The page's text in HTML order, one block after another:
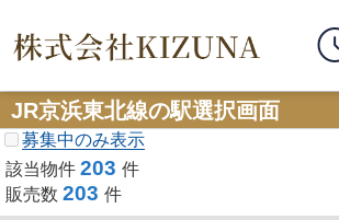
JR京浜東北線の駅選択画面
募集中のみ表示
該当物件 203 件
販売数 203 件